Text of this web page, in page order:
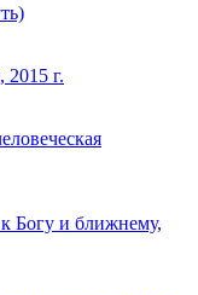
г.
Богу и ближнему,